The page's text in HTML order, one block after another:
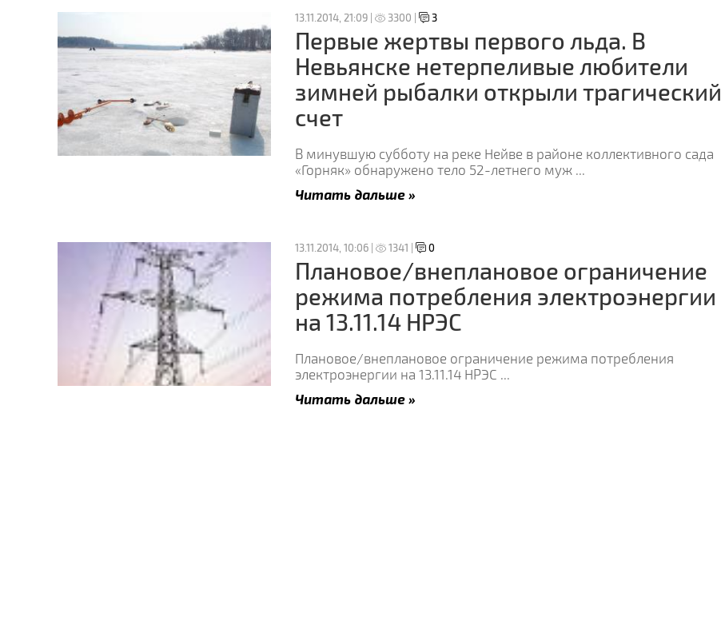
13.11.2014, 21:09 | 3300 | 3
Первые жертвы первого льда. В
Невьянске нетерпеливые любители
зимней рыбалки открыли трагический
счет
В минувшую субботу на реке Нейве в районе коллективного сада
«Горняк» обнаружено тело 52-летнего муж ...
Читать дальше »
13.11.2014, 10:06 | 1341 | 0
Плановое/внеплановое ограничение
режима потребления электроэнергии
на 13.11.14 НРЭС
Плановое/внеплановое ограничение режима потребления
электроэнергии на 13.11.14 НРЭС ...
Читать дальше »